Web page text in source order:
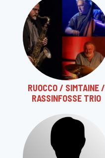
RUOCCO / SIMTAINE /
RASSINFOSSE TRIO